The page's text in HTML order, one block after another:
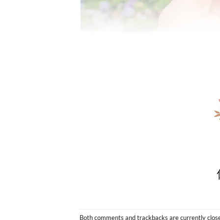
Both comments and trackbacks are currently